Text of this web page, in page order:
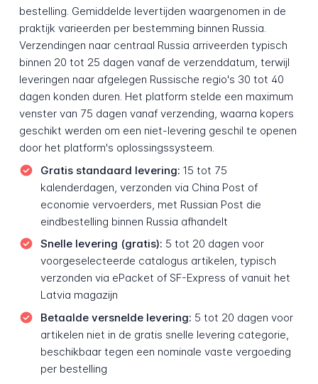
bestelling. Gemiddelde levertijden waargenomen in de
praktijk varieerden per bestemming binnen Russia.
Verzendingen naar centraal Russia arriveerden typisch
binnen 20 tot 25 dagen vanaf de verzenddatum, terwijl
leveringen naar afgelegen Russische regio's 30 tot 40
dagen konden duren. Het platform stelde een maximum
venster van 75 dagen vanaf verzending, waarna kopers
geschikt werden om een niet-levering geschil te openen
door het platform's oplossingssysteem.
Gratis standaard levering: 15 tot 75
kalenderdagen, verzonden via China Post of
economie vervoerders, met Russian Post die
eindbestelling binnen Russia afhandelt
Snelle levering (gratis): 5 tot 20 dagen voor
voorgeselecteerde catalogus artikelen, typisch
verzonden via ePacket of SF-Express of vanuit het
Latvia magazijn
Betaalde versnelde levering: 5 tot 20 dagen voor
artikelen niet in de gratis snelle levering categorie,
beschikbaar tegen een nominale vaste vergoeding
per bestelling